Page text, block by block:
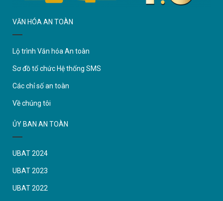
VĂN HÓA AN TOÀN
Lộ trình Văn hóa An toàn
Sơ đồ tổ chức Hệ thống SMS
Các chỉ số an toàn
Về chúng tôi
ỦY BAN AN TOÀN
UBAT 2024
UBAT 2023
UBAT 2022